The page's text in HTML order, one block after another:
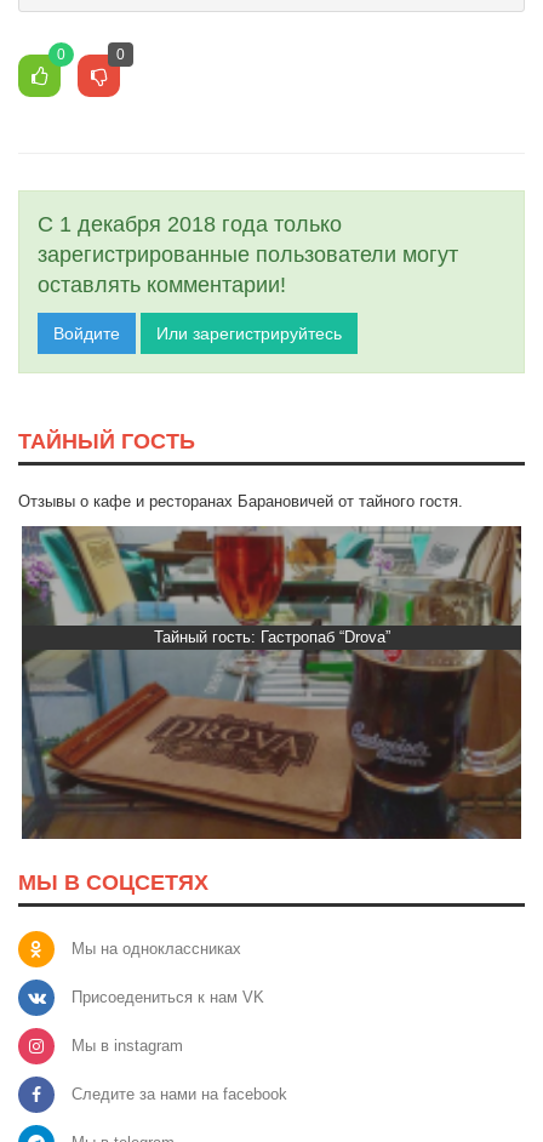
0 0
С 1 декабря 2018 года только
зарегистрированные пользователи могут
оставлять комментарии!
Войдите Или зарегистрируйтесь
ТАЙНЫЙ ГОСТЬ
Отзывы о кафе и ресторанах Барановичей от тайного гостя.
Тайный гость: Кафе "Grand Buffet"
МЫ В СОЦСЕТЯХ
Мы на одноклассниках
Присоедениться к нам VK
Мы в instagram
Следите за нами на facebook